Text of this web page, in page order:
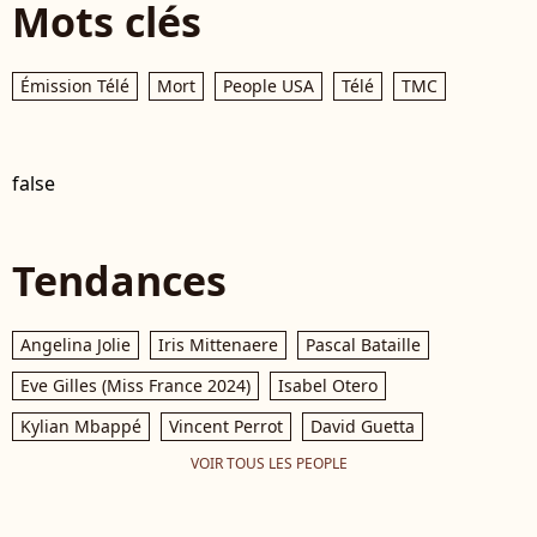
Mots clés
Émission Télé Mort People USA Télé TMC
false
Tendances
Angelina Jolie Iris Mittenaere
Pascal Bataille
Eve Gilles (Miss France 2024)
Isabel Otero
Kylian Mbappé
Vincent Perrot David Guetta
VOIR TOUS LES PEOPLE